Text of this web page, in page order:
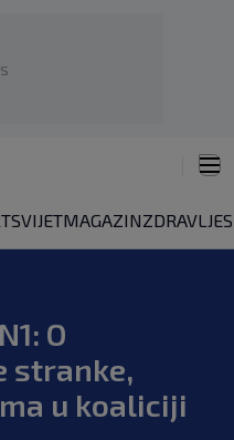
SVIJETMAGAZINZDRAVLJE
O
stranke,
u koaliciji